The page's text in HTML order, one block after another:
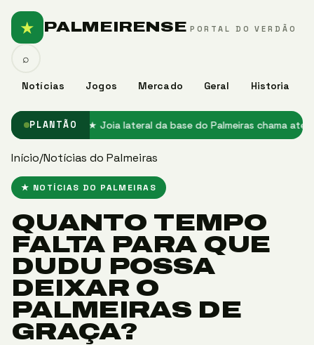
★ PALMEIRENSE PORTAL DO VERDÃO
Notícias Jogos Mercado Geral Historia
⌕
PLANTÃO
no Palmeiras★ Joia lateral da base do Palmeiras chama
Início/Notícias do Palmeiras
★ NOTÍCIAS DO PALMEIRAS
QUANTO TEMPO
FALTA PARA QUE
DUDU POSSA
DEIXAR O
PALMEIRAS DE
GRAÇA?